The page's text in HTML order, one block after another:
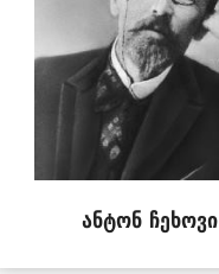
ანტონ ჩეხოვი